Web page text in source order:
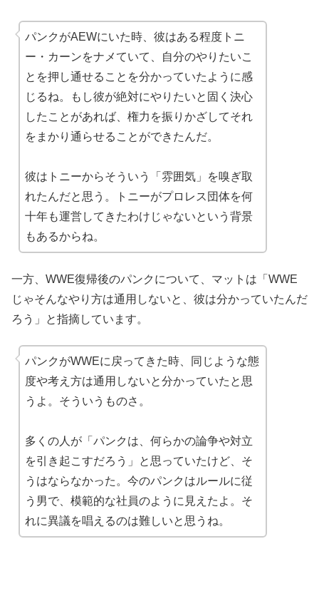
パンクがAEWにいた時、彼はある程度トニ
ー・カーンをナメていて、自分のやりたいこ
とを押し通せることを分かっていたように感
じるね。もし彼が絶対にやりたいと固く決心
したことがあれば、権力を振りかざしてそれ
をまかり通らせることができたんだ。
彼はトニーからそういう「雰囲気」を嗅ぎ取
れたんだと思う。トニーがプロレス団体を何
十年も運営してきたわけじゃないという背景
もあるからね。
一方、WWE復帰後のパンクについて、マットは「WWE
じゃそんなやり方は通用しないと、彼は分かっていたんだ
ろう」と指摘しています。
パンクがWWEに戻ってきた時、同じような態
度や考え方は通用しないと分かっていたと思
うよ。そういうものさ。
多くの人が「パンクは、何らかの論争や対立
を引き起こすだろう」と思っていたけど、そ
うはならなかった。今のパンクはルールに従
う男で、模範的な社員のように見えたよ。そ
れに異議を唱えるのは難しいと思うね。